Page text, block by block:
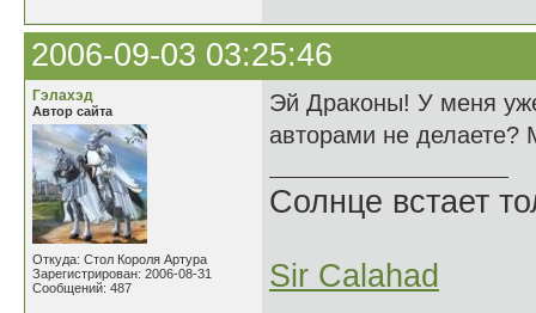
2006-09-03 03:25:46
Гэлахэд
Автор сайта
Откуда: Стол Короля Артура
Зарегистрирован: 2006-08-31
Сообщений: 487
Эй Драконы! У меня
авторами не делаете?
Солнце встает
Sir Calahad